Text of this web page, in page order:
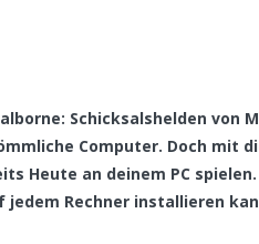
Schicksalshelden von
Computer. Doch mit
Heute an deinem PC
Rechner installieren